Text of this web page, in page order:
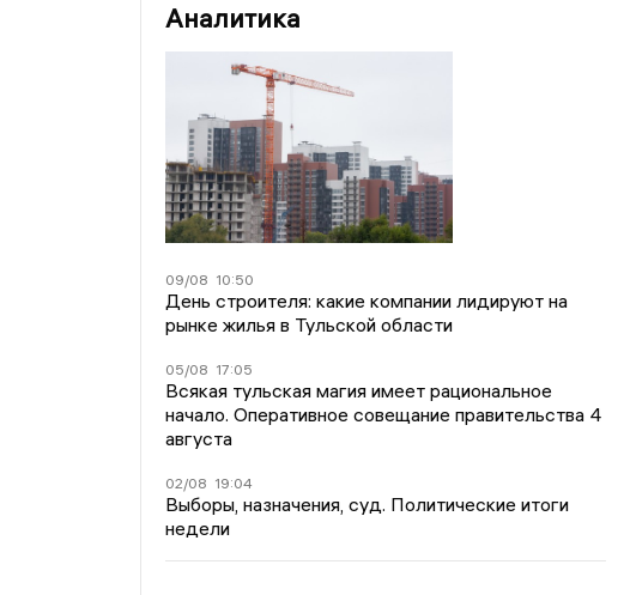
Аналитика
09/08 10:50
День строителя: какие компании лидируют на
рынке жилья в Тульской области
05/08 17:05
Всякая тульская магия имеет рациональное
начало. Оперативное совещание правительства 4
августа
02/08 19:04
Выборы, назначения, суд. Политические итоги
недели